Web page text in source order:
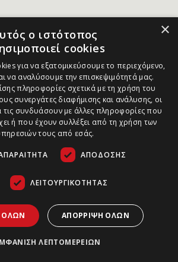
×
ο ιστότοπος
cookies
για να εξατομικεύσουμε το περιεχόμενο,
να αναλύσουμε την επισκεψιμότητά μας.
πληροφορίες σχετικά με τη χρήση του
συνεργάτες διαφήμισης και ανάλυσης, οι
τις συνδυάσουν με άλλες πληροφορίες που
ή που έχουν συλλέξει από τη χρήση των
τους από εσάς.
ΑΠΌΔΟΣΗΣ
ΛΕΙΤΟΥΡΓΙΚΌΤΗΤΑΣ
ΌΛΩΝ ΑΠΌΡΡΙΨΗ ΌΛΩΝ
ΛΕΠΤΟΜΕΡΕΙΏΝ